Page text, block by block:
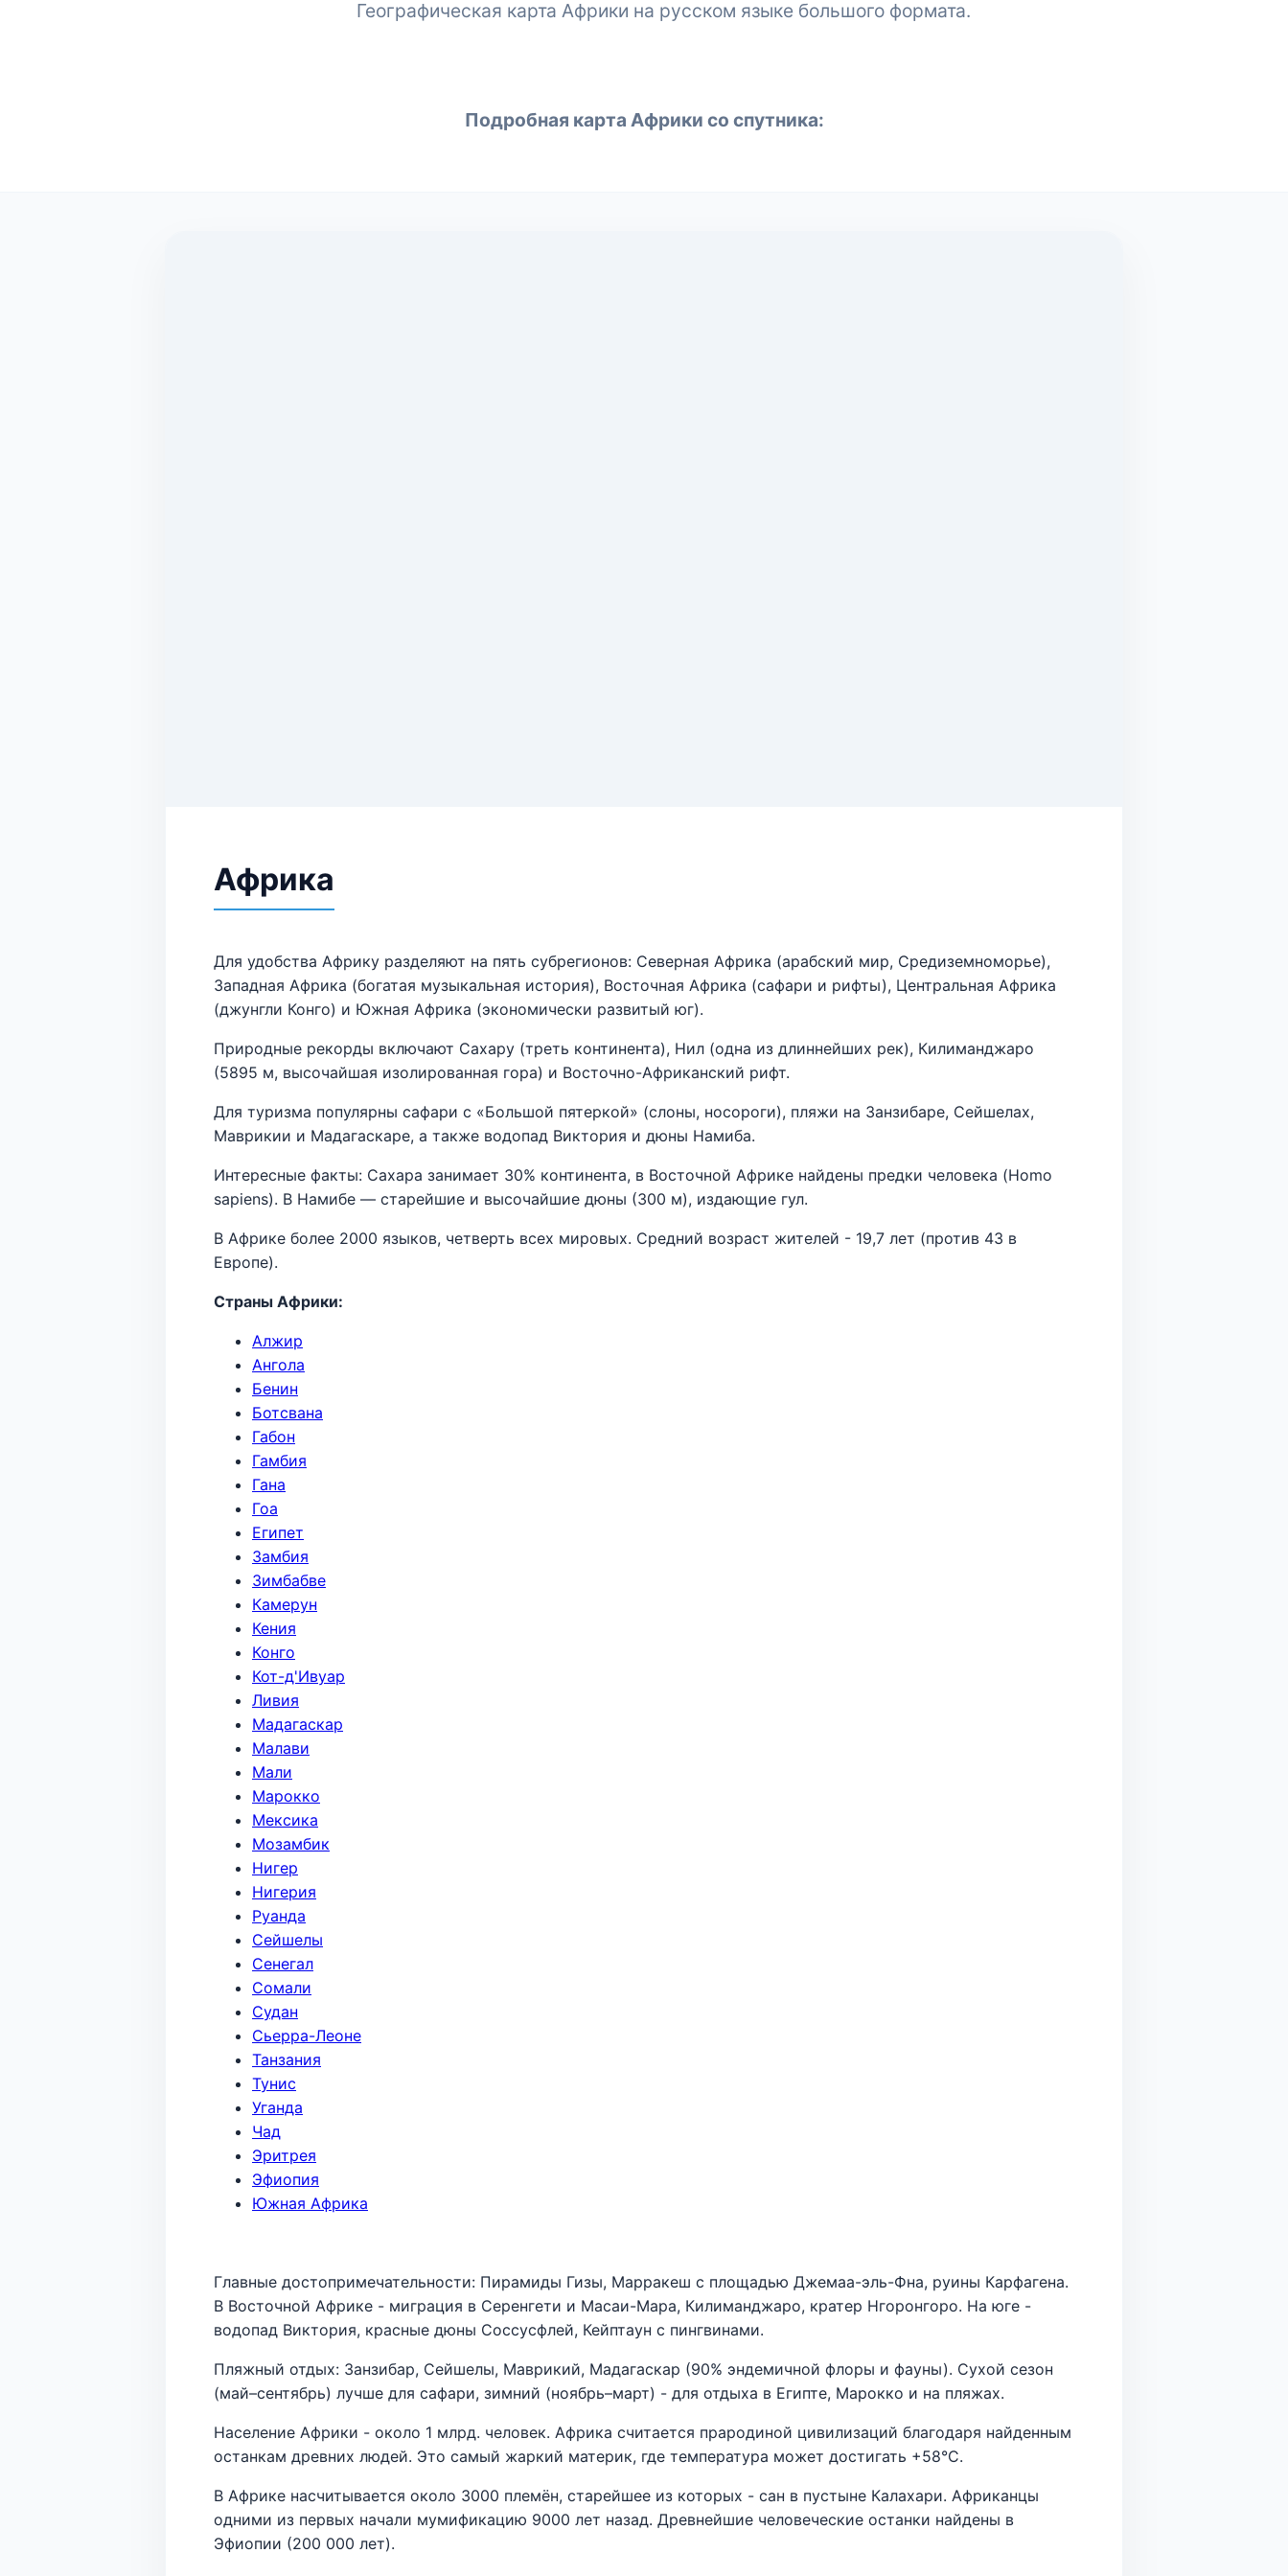
Географическая карта Африки на русском языке большого формата.
Подробная карта Африки со спутника:
Африка
Для удобства Африку разделяют на пять субрегионов: Северная Африка (арабский мир, Средиземноморье),
Западная Африка (богатая музыкальная история), Восточная Африка (сафари и рифты), Центральная Африка
(джунгли Конго) и Южная Африка (экономически развитый юг).
Природные рекорды включают Сахару (треть континента), Нил (одна из длиннейших рек), Килиманджаро
(5895 м, высочайшая изолированная гора) и Восточно-Африканский рифт.
Для туризма популярны сафари с «Большой пятеркой» (слоны, носороги), пляжи на Занзибаре, Сейшелах,
Маврикии и Мадагаскаре, а также водопад Виктория и дюны Намиба.
Интересные факты: Сахара занимает 30% континента, в Восточной Африке найдены предки человека (Homo
sapiens). В Намибе — старейшие и высочайшие дюны (300 м), издающие гул.
В Африке более 2000 языков, четверть всех мировых. Средний возраст жителей - 19,7 лет (против 43 в
Европе).
Страны Африки:
Алжир
Ангола
Бенин
Ботсвана
Габон
Гамбия
Гана
Гоа
Египет
Замбия
Зимбабве
Камерун
Кения
Конго
Кот-д'Ивуар
Ливия
Мадагаскар
Малави
Мали
Марокко
Мексика
Мозамбик
Нигер
Нигерия
Руанда
Сейшелы
Сенегал
Сомали
Судан
Сьерра-Леоне
Танзания
Тунис
Уганда
Чад
Эритрея
Эфиопия
Южная Африка
Главные достопримечательности: Пирамиды Гизы, Марракеш с площадью Джемаа-эль-Фна, руины Карфагена.
В Восточной Африке - миграция в Серенгети и Масаи-Мара, Килиманджаро, кратер Нгоронгоро. На юге -
водопад Виктория, красные дюны Соссусфлей, Кейптаун с пингвинами.
Пляжный отдых: Занзибар, Сейшелы, Маврикий, Мадагаскар (90% эндемичной флоры и фауны). Сухой сезон
(май–сентябрь) лучше для сафари, зимний (ноябрь–март) - для отдыха в Египте, Марокко и на пляжах.
Население Африки - около 1 млрд. человек. Африка считается прародиной цивилизаций благодаря найденным
останкам древних людей. Это самый жаркий материк, где температура может достигать +58°C.
В Африке насчитывается около 3000 племён, старейшее из которых - сан в пустыне Калахари. Африканцы
одними из первых начали мумификацию 9000 лет назад. Древнейшие человеческие останки найдены в
Эфиопии (200 000 лет).